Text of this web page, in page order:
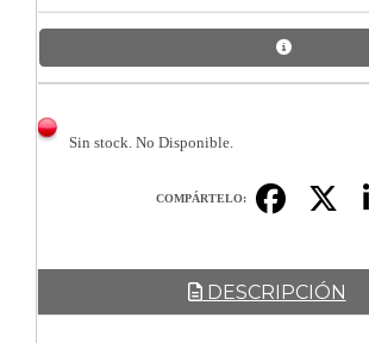
Sin stock. No Disponible.
COMPÁRTELO:
DESCRIPCIÓN